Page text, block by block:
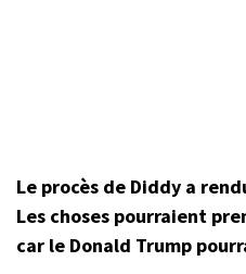
Le procès de Diddy a
Les choses pourraient
car le Donald Trump